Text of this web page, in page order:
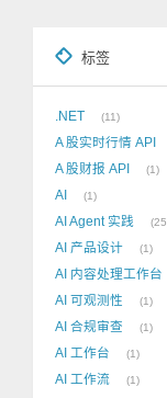
标签
.NET 11
A 股实时行情 API
A 股财报 API 1
AI 1
AI Agent 实践 25
AI 产品设计 1
AI 内容处理工作台
AI 可观测性 1
AI 合规审查 1
AI 工作台 1
AI 工作流 1